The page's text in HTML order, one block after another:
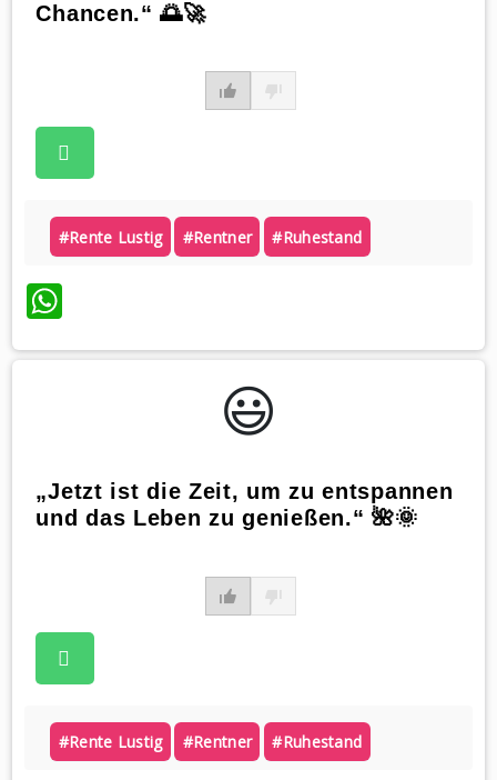
Chancen.“ 🌅🚀
#rente Lustig #rentner #ruhestand
WhatsApp
😃️
„Jetzt ist die Zeit, um zu entspannen
und das Leben zu genießen.“ 🌺🌞
#rente Lustig #rentner #ruhestand